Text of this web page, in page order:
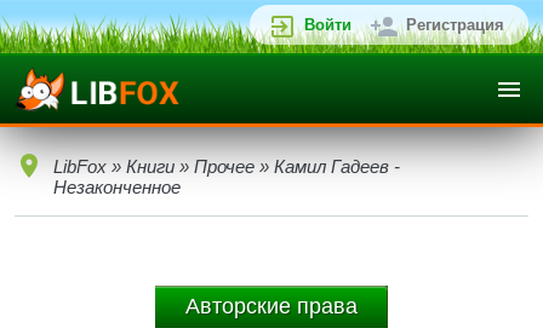
Войти Регистрация
LibFox » Книги » Прочее » Камил Гадеев -
Незаконченное
Авторские права